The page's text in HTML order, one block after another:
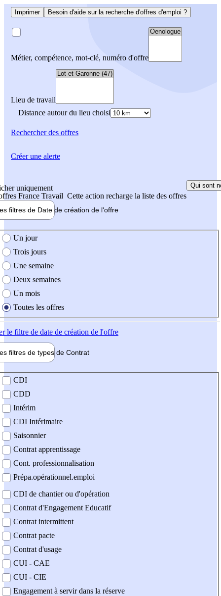
Imprimer Besoin d'aide sur la recherche d'offres d'emploi ?
Métier, compétence, mot-clé, numéro d'offre
Lieu de travail
Distance autour du lieu choisi
Rechercherdes offres
uniquement
France Travail Cette action recharge la liste des offres
Qui sont
filtres de Date de création de l'offre
création de l'offre
Un jour
Trois jours
Une semaine
Deux semaines
Un mois
Toutes les offres
le filtre de date de création de l'offre
filtres de types de Contrat
contrat
CDI
CDD
Intérim
CDI Intérimaire
Saisonnier
Contrat apprentissage
Cont. professionnalisation
Prépa.opérationnel.emploi
CDI de chantier ou d'opération
Contrat d'Engagement Educatif
Contrat intermittent
Contrat pacte
Contrat d'usage
CUI - CAE
CUI - CIE
Engagement à servir dans la réserve
Créer une alerte